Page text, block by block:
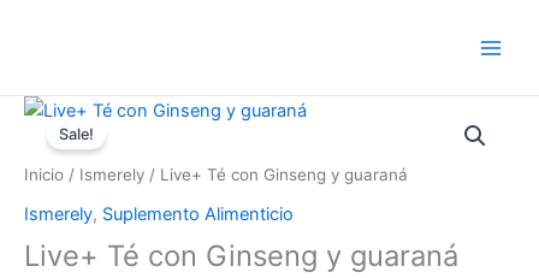
Sale!
Inicio / Ismerely / Live+ Té con Ginseng y guaraná
Ismerely, Suplemento Alimenticio
Live+ Té con Ginseng y guaraná
Original
was:
Current
is: